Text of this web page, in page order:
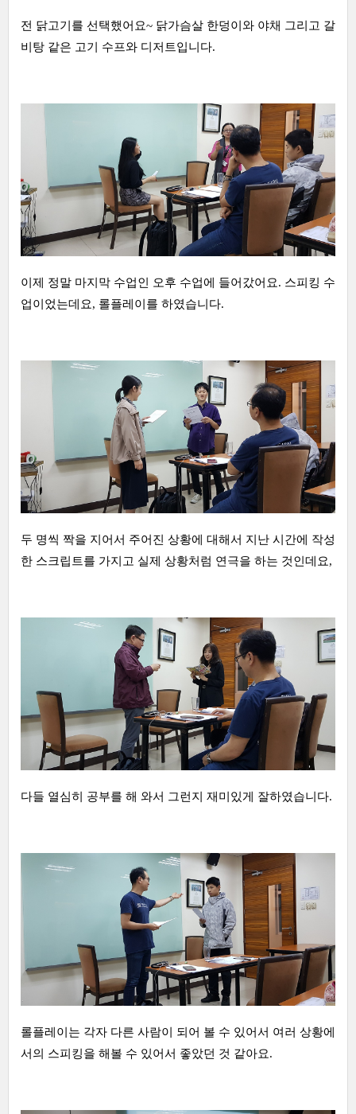
전 닭고기를 선택했어요~ 닭가슴살 한덩이와 야채 그리고 갈
비탕 같은 고기 수프와 디저트입니다.
이제 정말 마지막 수업인 오후 수업에 들어갔어요. 스피킹 수
업이었는데요, 롤플레이를 하였습니다.
두 명씩 짝을 지어서 주어진 상황에 대해서 지난 시간에 작성
한 스크립트를 가지고 실제 상황처럼 연극을 하는 것인데요,
다들 열심히 공부를 해 와서 그런지 재미있게 잘하였습니다.
롤플레이는 각자 다른 사람이 되어 볼 수 있어서 여러 상황에
서의 스피킹을 해볼 수 있어서 좋았던 것 같아요.